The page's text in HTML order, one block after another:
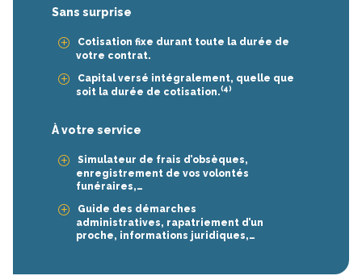
Sans surprise
Cotisation fixe durant toute la durée de
votre contrat.
Capital versé intégralement, quelle que
soit la durée de cotisation.(4)
À votre service
Simulateur de frais d’obsèques,
enregistrement de vos volontés
funéraires,…
Guide des démarches
administratives, rapatriement d’un
proche, informations juridiques,…